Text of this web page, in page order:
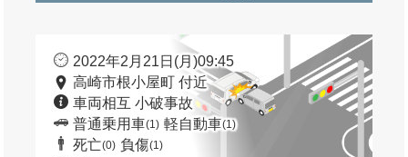
2022年2月21日(月)09:45
高崎市根小屋町 付近
車両相互 小破事故
普通乗用車(1) 軽自動車(1)
死亡(0) 負傷(1)